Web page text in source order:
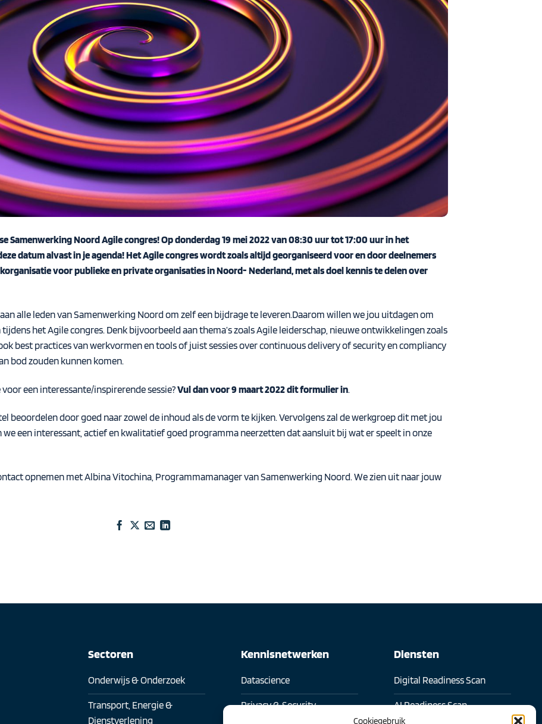
Cookiegebruik
Samenwerking Noord Agile congres! Op donderdag 19 mei 2022 van 08:30 uur tot 17:00 uur in het
datum alvast in je agenda! Het Agile congres wordt zoals altijd georganiseerd voor en door deelnemers
voor publieke en private organisaties in Noord- Nederland, met als doel kennis te delen over
alle leden van Samenwerking Noord om zelf een bijdrage te leveren.Daarom willen we jou uitdagen om
het Agile congres. Denk bijvoorbeeld aan thema’s zoals Agile leiderschap, nieuwe ontwikkelingen zoals
best practices van werkvormen en tools of juist sessies over continuous delivery of security en compliancy
bod zouden kunnen komen.
een interessante/inspirerende sessie?Vul dan voor 9 maart 2022 dit formulier in.
beoordelen door goed naar zowel de inhoud als de vorm te kijken. Vervolgens zal de werkgroep dit met jou
we een interessant, actief en kwalitatief goed programma neerzetten dat aansluit bij wat er speelt in onze
opnemen metAlbina Vitochina, Programmamanager van Samenwerking Noord. We zien uit naar jouw
Sectoren
Onderwijs & Onderzoek
Transport, Energie &
Dienstverlening
Kennisnetwerken
Datascience
Privacy & Security
Diensten
Digital Readiness Scan
AI Readiness Scan